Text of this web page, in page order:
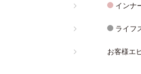
インナ
ライフ
お客様エ